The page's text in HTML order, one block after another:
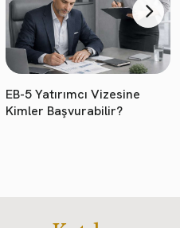
EB-5 Yatırımcı Vizesine
Kimler Başvurabilir?